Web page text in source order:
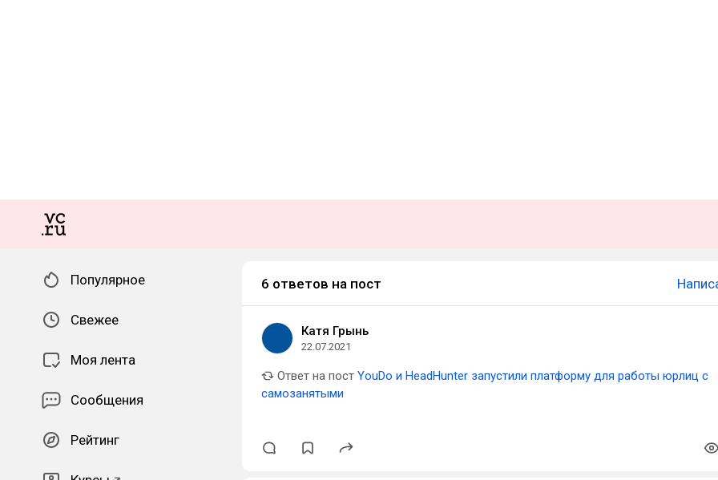
Популярное
Свежее
Моя лента
Сообщения
Рейтинг
6 ответов на пост
Катя Грынь
22.07.2021
Ответ на пост YouDo и HeadHunter запустили платформу для работы юрлиц с
самозанятыми